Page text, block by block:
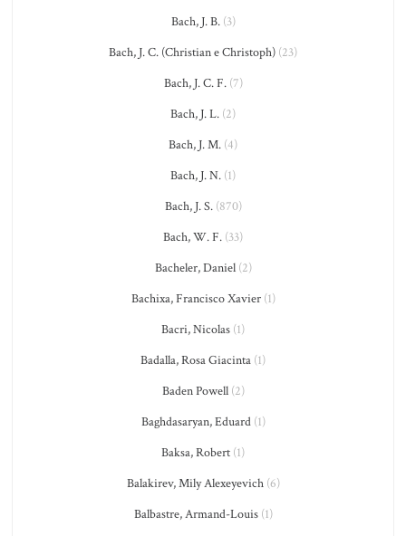
Bach, J. B.(3)
Bach, J. C. (Christian e Christoph) (23)
Bach, J. C. F.(7)
Bach, J. L. (2)
Bach, J. M. (4)
Bach, J. N. (1)
Bach, J. S.(870)
Bach, W. F. (33)
Bacheler, Daniel(2)
Bachixa, Francisco Xavier(1)
Bacri, Nicolas (1)
Badalla, Rosa Giacinta (1)
Baden Powell(2)
Baghdasaryan, Eduard(1)
Baksa, Robert (1)
Balakirev, Mily Alexeyevich(6)
Balbastre, Armand-Louis(1)